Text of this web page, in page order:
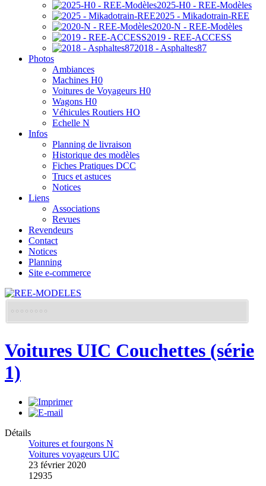
2025-H0 - REE-Modèles
2025 - Mikadotrain-REE
2020-N - REE-Modèles
2019 - REE-ACCESS
2018 - Asphaltes87
Photos
Ambiances
Machines H0
Voitures de Voyageurs H0
Wagons H0
Véhicules Routiers HO
Echelle N
Infos
Planning de livraison
Historique des modèles
Fiches Pratiques DCC
Trucs et astuces
Notices
Liens
Associations
Revues
Revendeurs
Contact
Notices
Planning
Site e-commerce
Voitures UIC Couchettes (série
1)
Détails
Voitures et fourgons N
Voitures voyageurs UIC
23 février 2020
12935